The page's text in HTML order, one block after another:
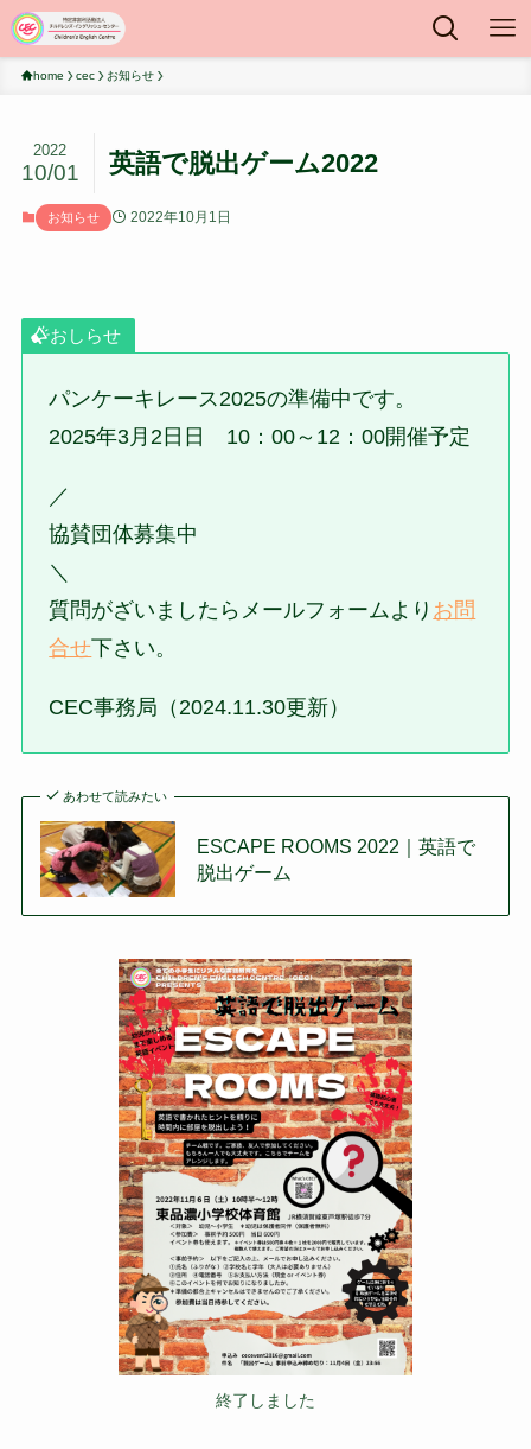
home cec お知らせ
英語で脱出ゲーム2022
2022
10/01
お知らせ 2022年10月1日
おしらせ
パンケーキレース2025の準備中です。
2025年3月2日日 10：00～12：00開催予定
／
協賛団体募集中
＼
質問がざいましたらメールフォームより お問
合せ下さい。
CEC事務局（2024.11.30更新）
あわせて読みたい
ESCAPE ROOMS 2022｜英語で
脱出ゲーム
終了しました